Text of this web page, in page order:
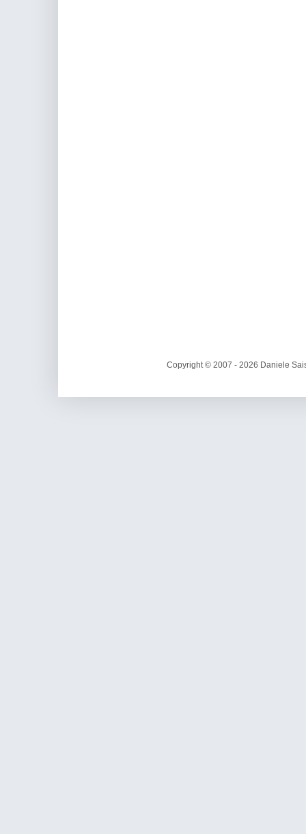
Copyright © 2007 - 2026 Daniele